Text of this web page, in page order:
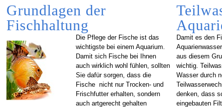
Grundlagen der
Fischhaltung
Die Pflege der Fische ist das
wichtigste bei einem Aquarium.
Damit sich Fische bei Ihnen
auch wirklich wohl fühlen, sollten
Sie dafür sorgen, dass die
Fische nicht nur Trocken- und
Frischfutter erhalten, sondern
auch artgerecht gehalten
Damit es den
aus diesem
wichtig.
Wasser durch
denken, dass
eingebauten